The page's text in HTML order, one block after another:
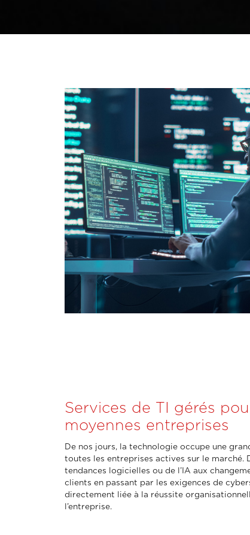
Services de TI gérés
moyennes entreprises
De nos jours, la technologie occupe une
toutes les entreprises actives sur le marché.
tendances logicielles ou de l’IA aux
clients en passant par les exigences de
directement liée à la réussite
l’entreprise.